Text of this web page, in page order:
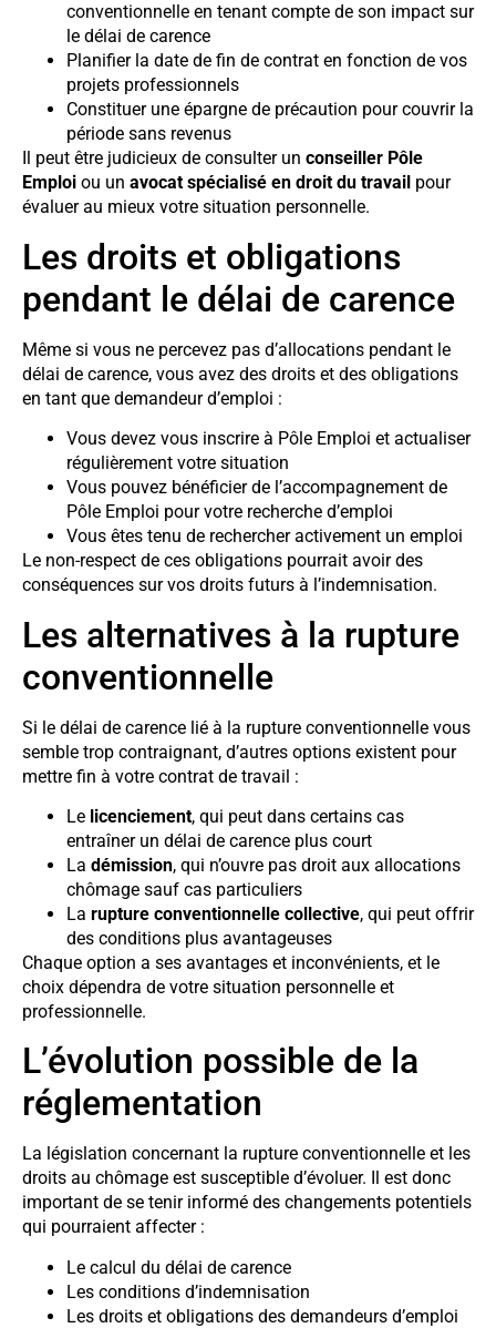
conventionnelle en tenant compte de son impact sur
le délai de carence
Planifier la date de fin de contrat en fonction de vos
projets professionnels
Constituer une épargne de précaution pour couvrir la
période sans revenus
Il peut être judicieux de consulter un conseiller Pôle
Emploi ou un avocat spécialisé en droit du travail pour
évaluer au mieux votre situation personnelle.
Les droits et obligations
pendant le délai de carence
Même si vous ne percevez pas d’allocations pendant le
délai de carence, vous avez des droits et des obligations
en tant que demandeur d’emploi :
Vous devez vous inscrire à Pôle Emploi et actualiser
régulièrement votre situation
Vous pouvez bénéficier de l’accompagnement de
Pôle Emploi pour votre recherche d’emploi
Vous êtes tenu de rechercher activement un emploi
Le non-respect de ces obligations pourrait avoir des
conséquences sur vos droits futurs à l’indemnisation.
Les alternatives à la rupture
conventionnelle
Si le délai de carence lié à la rupture conventionnelle vous
semble trop contraignant, d’autres options existent pour
mettre fin à votre contrat de travail :
Le licenciement, qui peut dans certains cas
entraîner un délai de carence plus court
La démission, qui n’ouvre pas droit aux allocations
chômage sauf cas particuliers
La rupture conventionnelle collective, qui peut offrir
des conditions plus avantageuses
Chaque option a ses avantages et inconvénients, et le
choix dépendra de votre situation personnelle et
professionnelle.
L’évolution possible de la
réglementation
La législation concernant la rupture conventionnelle et les
droits au chômage est susceptible d’évoluer. Il est donc
important de se tenir informé des changements potentiels
qui pourraient affecter :
Le calcul du délai de carence
Les conditions d’indemnisation
Les droits et obligations des demandeurs d’emploi